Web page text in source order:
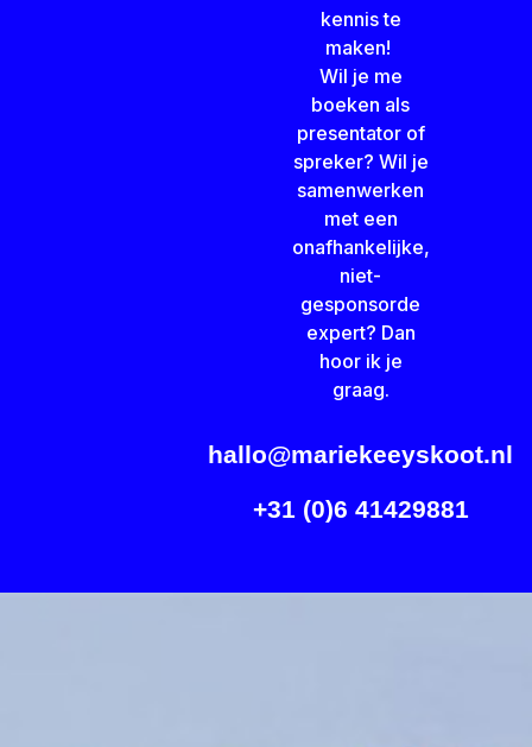
kennis te
maken!
Wil je me
boeken als
presentator of
spreker? Wil je
samenwerken
met een
onafhankelijke,
niet-
gesponsorde
expert? Dan
hoor ik je
graag.
hallo@mariekeeyskoot.nl
+31 (0)6 41429881